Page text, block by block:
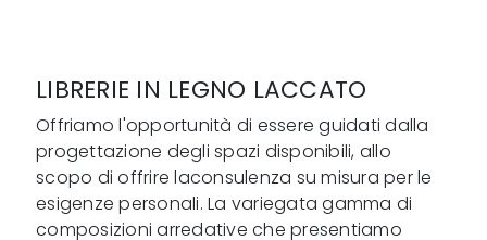
LIBRERIE IN LEGNO LACCATO
Offriamo l'opportunità di essere guidati dalla
progettazione degli spazi disponibili, allo
scopo di offrire laconsulenza su misura per le
esigenze personali. La variegata gamma di
composizioni arredative che presentiamo